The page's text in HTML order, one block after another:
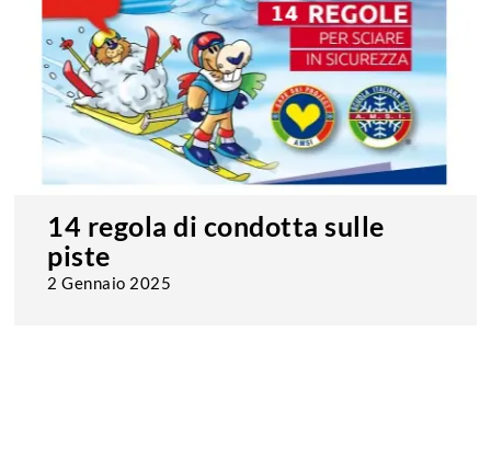
14 regola di condotta sulle
piste
2 Gennaio 2025